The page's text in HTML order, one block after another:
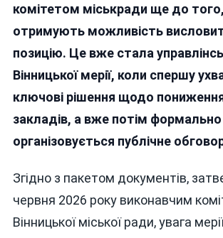
комітетом міськради ще до
отримують можливість
позицію. Це вже стала
Вінницької мерії, коли спершу
ключові рішення щодо
закладів, а вже потім формально
організовується публічне
Згідно з пакетом документів,
червня 2026 року виконавчим
Вінницької міської ради, увага